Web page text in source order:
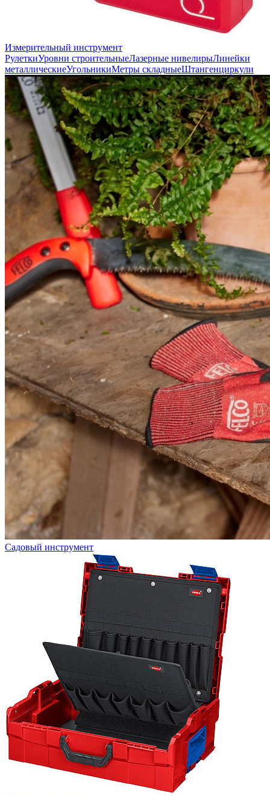
Измерительный инструмент
РулеткиУровни строительныеЛазерные нивелирыЛинейки
металлическиеУгольникиМетры складныеШтангенциркули
Садовый инструмент